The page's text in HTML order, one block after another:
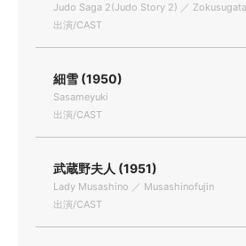
Judo Saga 2(Judo Story 2) ／
出演/CAST
細雪 (1950)
Sasameyuki
出演/CAST
武蔵野夫人 (1951)
Lady Musashino ／ Musashinofujin
出演/CAST